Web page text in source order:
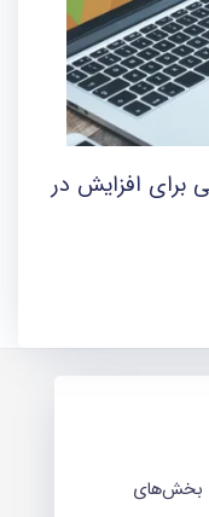
برای افزایش در
بخش‌های